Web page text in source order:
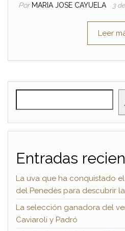
Por MARIA JOSE CAYUELA 3
Leer
Entradas
La uva que ha conquistado
del Penedès para descubrir la
La selección ganadora del
Caviaroli y Padró